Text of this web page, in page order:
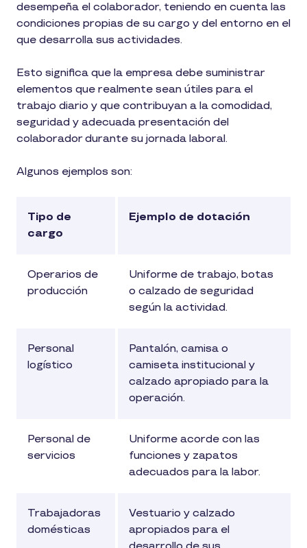
desempeña el colaborador, teniendo en cuenta las
condiciones propias de su cargo y del entorno en el
que desarrolla sus actividades.
Esto significa que la empresa debe suministrar
elementos que realmente sean útiles para el
trabajo diario y que contribuyan a la comodidad,
seguridad y adecuada presentación del
colaborador durante su jornada laboral.
Algunos ejemplos son:
Tipo de
cargo
Ejemplo de dotación
Operarios de
producción
Uniforme de trabajo, botas
o calzado de seguridad
según la actividad.
Personal
logístico
Pantalón, camisa o
camiseta institucional y
calzado apropiado para la
operación.
Personal de
servicios
Uniforme acorde con las
funciones y zapatos
adecuados para la labor.
Trabajadoras
domésticas
Vestuario y calzado
apropiados para el